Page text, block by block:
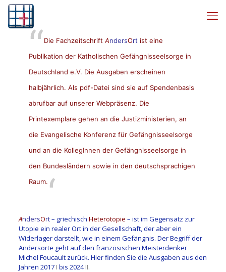
Die Fachzeitschrift AndersOrt ist eine
Publikation der Katholischen Gefängnisseelsorge in
Deutschland e.V. Die Ausgaben erscheinen
halbjährlich. Als pdf-Datei sind sie auf Spendenbasis
abrufbar auf unserer Webpräsenz. Die
Printexemplare gehen an die Justizministerien, an
die Evangelische Konferenz für Gefängnisseelsorge
und an die KollegInnen der Gefängnisseelsorge in
den Bundesländern sowie in den deutschsprachigen
Raum.
AndersOrt– griechisch Heterotopie – ist im Gegensatz zur
Utopie ein realer Ort in der Gesellschaft, der aber ein
Widerlager darstellt, wie in einem Gefängnis. Der Begriff der
Andersorte geht auf den französischen Meisterdenker
Michel Foucault zurück. Hier finden Sie die Ausgaben aus den
Jahren 2017 I bis 2024II.